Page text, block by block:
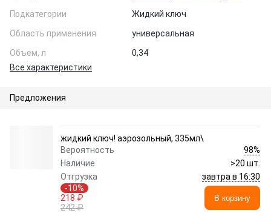
Подкатегории
Жидкий ключ
Область применения
универсальная
Объем, л
0,34
Все характеристики
Предложения
жидкий ключ! аэрозольный, 335мл\
Вероятность
98%
Наличие
>20 шт.
Отгрузка
завтра в 16:30
-10%
218 ₽
242 ₽
В корзину